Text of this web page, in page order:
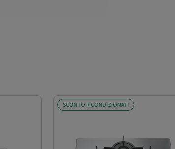
SCONTO RICONDIZIONATI